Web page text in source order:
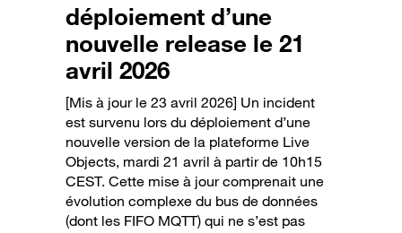
déploiement d’une
nouvelle release le 21
avril 2026
[Mis à jour le 23 avril 2026] Un incident
est survenu lors du déploiement d’une
nouvelle version de la plateforme Live
Objects, mardi 21 avril à partir de 10h15
CEST. Cette mise à jour comprenait une
évolution complexe du bus de données
(dont les FIFO MQTT) qui ne s’est pas